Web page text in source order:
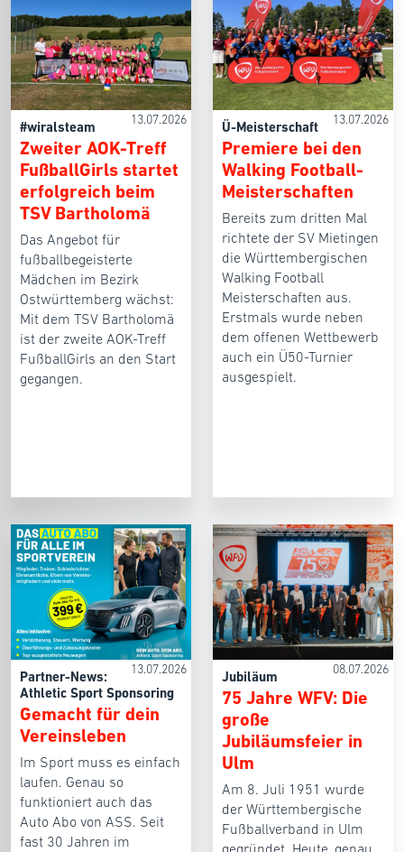
13.07.2026
#wiralsteam
Zweiter AOK-Treff
FußballGirls startet
erfolgreich beim
TSV Bartholomä
Das Angebot für
fußballbegeisterte
Mädchen im Bezirk
Ostwürttemberg wächst:
Mit dem TSV Bartholomä
ist der zweite AOK-Treff
FußballGirls an den Start
gegangen.
13.07.2026
Ü-Meisterschaft
Premiere bei den
Walking Football-
Meisterschaften
Bereits zum dritten Mal
richtete der SV Mietingen
die Württembergischen
Walking Football
Meisterschaften aus.
Erstmals wurde neben
dem offenen Wettbewerb
auch ein Ü50-Turnier
ausgespielt.
13.07.2026
Partner-News:
Athletic Sport Sponsoring
Gemacht für dein
Vereinsleben
Im Sport muss es einfach
laufen. Genau so
funktioniert auch das
Auto Abo von ASS. Seit
fast 30 Jahren im
08.07.2026
Jubiläum
75 Jahre WFV: Die
große
Jubiläumsfeier in
Ulm
Am 8. Juli 1951 wurde
der Württembergische
Fußballverband in Ulm
gegründet. Heute, genau